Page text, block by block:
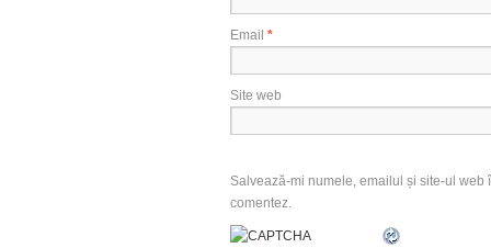
Email *
Site web
Salvează-mi numele, emailul și site-ul
comentez.